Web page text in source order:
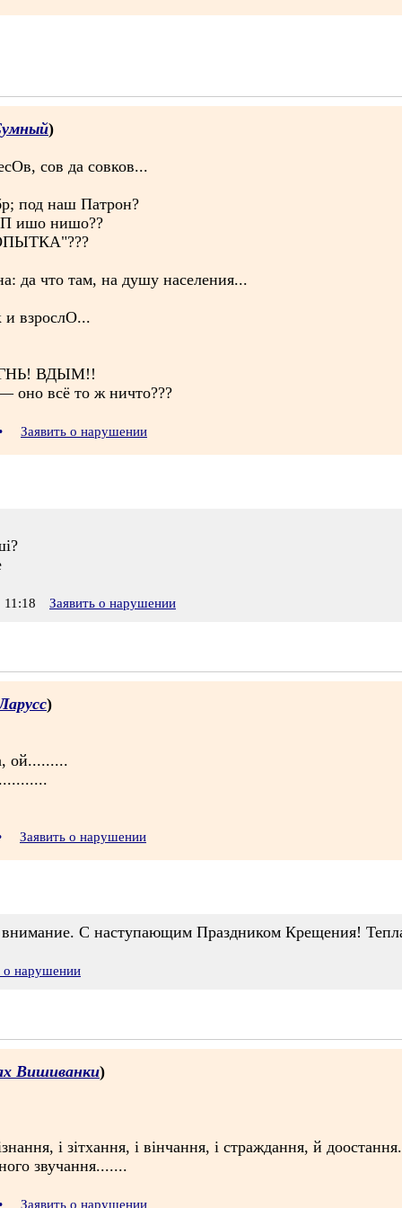
)
сов да совков...
под наш Патрон?
ишо нишо??
да что там, на душу населения...
и взрослО...
ВДЫМ!!
оно всё то ж ничто???
Заявить о нарушении
Заявить о нарушении
)
ой.........
Заявить о нарушении
С наступающим Праздником Крещения!
о нарушении
Вишиванки)
і зітхання, і вінчання, і страждання, й
звучання.......
Заявить о нарушении